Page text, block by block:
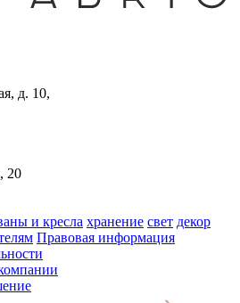
д. 10,
20
и кресла хранение свет декор
Правовая информация